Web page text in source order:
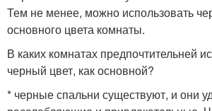
Тем не менее, можно использовать
основного цвета комнаты.
В каких комнатах предпочтительней
черный цвет, как основной?
* черные спальни существуют, и они